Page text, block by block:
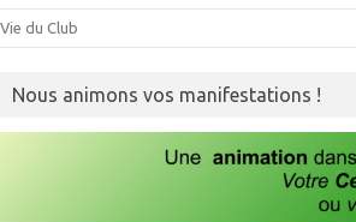
Vie du Club
Nous animons vos manifestations !